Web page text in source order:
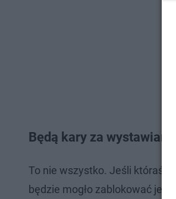
Będą kary za
To nie wszystko. Jeśli któraś z
będzie mogło zablokować